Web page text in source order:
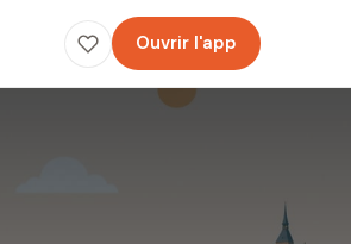
Ouvrir l'app